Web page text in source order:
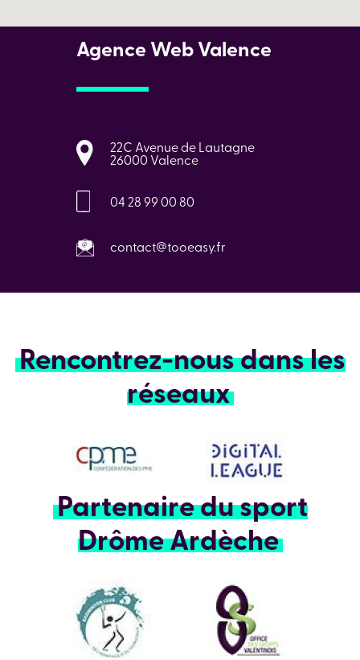
Agence Web Valence
22C Avenue de Lautagne
26000 Valence
04 28 99 00 80
contact@tooeasy.fr
Rencontrez-nous dans les
réseaux
Partenaire du sport
Drôme Ardèche